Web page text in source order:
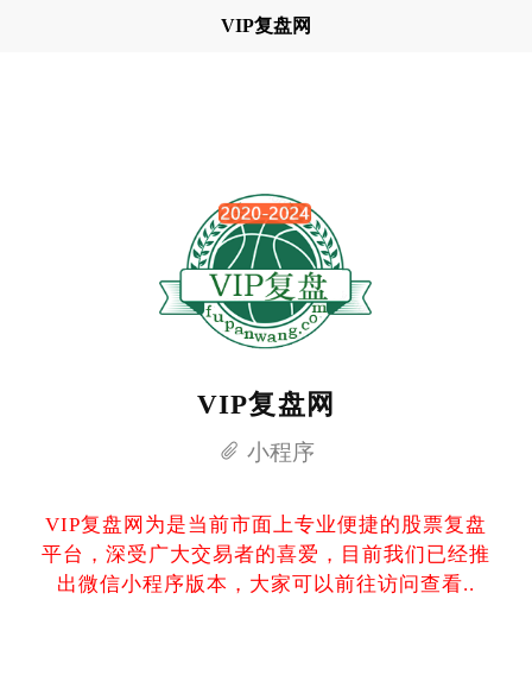
VIP复盘网
VIP复盘网
小程序
VIP复盘网为是当前市面上专业便捷的股票复盘
平台，深受广大交易者的喜爱，目前我们已经推
出微信小程序版本，大家可以前往访问查看..